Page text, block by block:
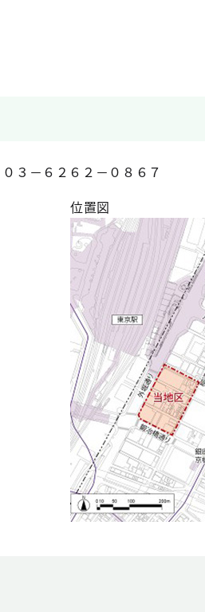
－６２６２－０８６７
位置図